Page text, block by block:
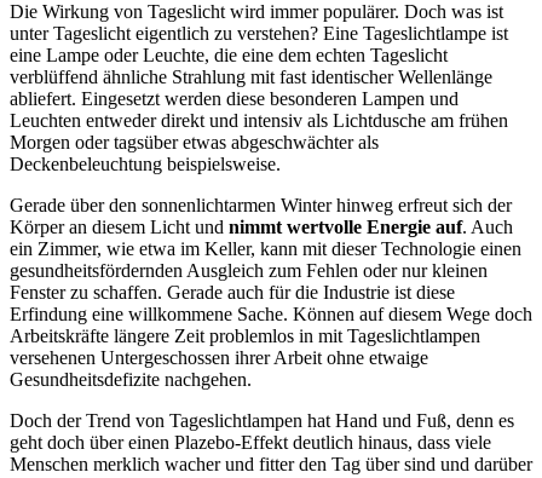
Die Wirkung von Tageslicht wird immer populärer. Doch was ist
unter Tageslicht eigentlich zu verstehen? Eine Tageslichtlampe ist
eine Lampe oder Leuchte, die eine dem echten Tageslicht
verblüffend ähnliche Strahlung mit fast identischer Wellenlänge
abliefert. Eingesetzt werden diese besonderen Lampen und
Leuchten entweder direkt und intensiv als Lichtdusche am frühen
Morgen oder tagsüber etwas abgeschwächter als
Deckenbeleuchtung beispielsweise.
Gerade über den sonnenlichtarmen Winter hinweg erfreut sich der
Körper an diesem Licht und nimmt wertvolle Energie auf. Auch
ein Zimmer, wie etwa im Keller, kann mit dieser Technologie einen
gesundheitsfördernden Ausgleich zum Fehlen oder nur kleinen
Fenster zu schaffen. Gerade auch für die Industrie ist diese
Erfindung eine willkommene Sache. Können auf diesem Wege doch
Arbeitskräfte längere Zeit problemlos in mit Tageslichtlampen
versehenen Untergeschossen ihrer Arbeit ohne etwaige
Gesundheitsdefizite nachgehen.
Doch der Trend von Tageslichtlampen hat Hand und Fuß, denn es
geht doch über einen Plazebo-Effekt deutlich hinaus, dass viele
Menschen merklich wacher und fitter den Tag über sind und darüber